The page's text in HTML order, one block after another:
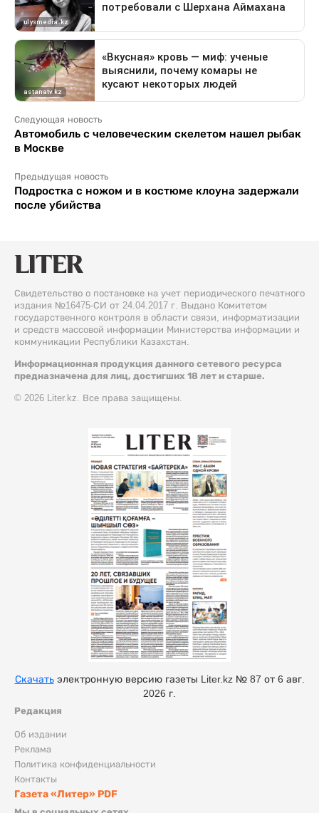
Следующая новость
Автомобиль с человеческим скелетом нашел рыбак
в Москве
Предыдущая новость
Подростка с ножом и в костюме клоуна задержали
после убийства
Свидетельство о постановке на учет периодического печатного
издания №16475-СИ от 24.04.2017 г. Выдано Комитетом
государственного контроля в области связи, информатизации
и средств массовой информации Министерства информации и
коммуникации Республики Казахстан.
Информационная продукция данного сетевого ресурса
предназначена для лиц, достигших 18 лет и старше.
© 2026 Liter.kz. Все права защищены.
Редакция
Об издании
Реклама
Политика конфиденциальности
Контакты
Газета «Литер» PDF
Скачатьэлектронную версию газеты Liter.kz № 87 от 6 авг.
2026 г.